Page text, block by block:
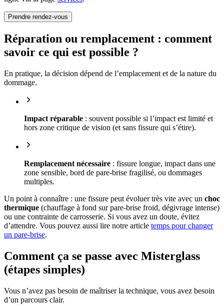
Prendre rendez-vous
Réparation ou remplacement : comment
savoir ce qui est possible ?
En pratique, la décision dépend de l’emplacement et de la nature du
dommage.
Impact réparable : souvent possible si l’impact est limité et
hors zone critique de vision (et sans fissure qui s’étire).
Remplacement nécessaire : fissure longue, impact dans une
zone sensible, bord de pare-brise fragilisé, ou dommages
multiples.
Un point à connaître : une fissure peut évoluer très vite avec un choc
thermique (chauffage à fond sur pare-brise froid, dégivrage intense)
ou une contrainte de carrosserie. Si vous avez un doute, évitez
d’attendre. Vous pouvez aussi lire notre article temps pour changer
un pare-brise.
Comment ça se passe avec Misterglass
(étapes simples)
Vous n’avez pas besoin de maîtriser la technique, vous avez besoin
d’un parcours clair.